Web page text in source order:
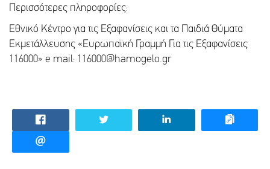
Περισσότερες πληροφορίες:
Εθνικό Κέντρο για τις Εξαφανίσεις και τα Παιδιά Θύματα
Εκμετάλλευσης «Ευρωπαϊκή Γραμμή Για τις Εξαφανίσεις
116000» e mail: 116000@hamogelo.gr